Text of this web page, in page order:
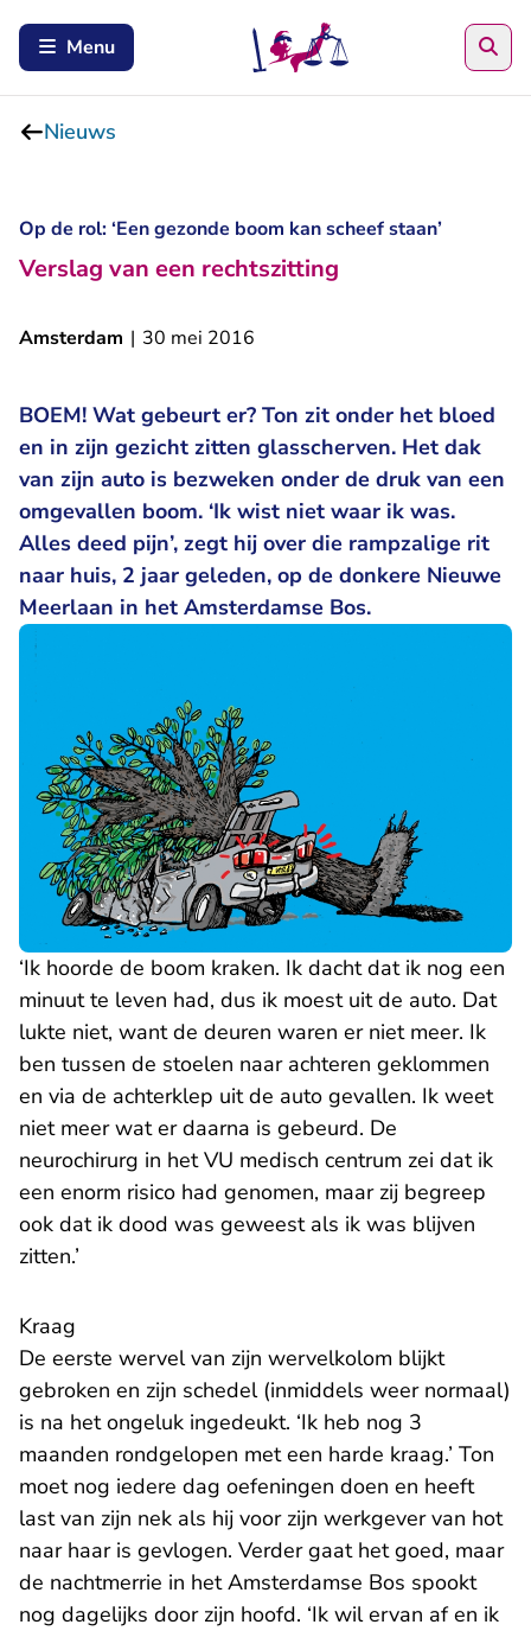
Menu
Nieuws
Op de rol: ‘Een gezonde boom kan scheef staan’
Verslag van een rechtszitting
Amsterdam | 30 mei 2016
BOEM! Wat gebeurt er? Ton zit onder het bloed
en in zijn gezicht zitten glasscherven. Het dak
van zijn auto is bezweken onder de druk van een
omgevallen boom. ‘Ik wist niet waar ik was.
Alles deed pijn’, zegt hij over die rampzalige rit
naar huis, 2 jaar geleden, op de donkere Nieuwe
Meerlaan in het Amsterdamse Bos.
‘Ik hoorde de boom kraken. Ik dacht dat ik nog een
minuut te leven had, dus ik moest uit de auto. Dat
lukte niet, want de deuren waren er niet meer. Ik
ben tussen de stoelen naar achteren geklommen
en via de achterklep uit de auto gevallen. Ik weet
niet meer wat er daarna is gebeurd. De
neurochirurg in het VU medisch centrum zei dat ik
een enorm risico had genomen, maar zij begreep
ook dat ik dood was geweest als ik was blijven
zitten.’
Kraag
De eerste wervel van zijn wervelkolom blijkt
gebroken en zijn schedel (inmiddels weer normaal)
is na het ongeluk ingedeukt. ‘Ik heb nog 3
maanden rondgelopen met een harde kraag.’ Ton
moet nog iedere dag oefeningen doen en heeft
last van zijn nek als hij voor zijn werkgever van hot
naar haar is gevlogen. Verder gaat het goed, maar
de nachtmerrie in het Amsterdamse Bos spookt
nog dagelijks door zijn hoofd. ‘Ik wil ervan af en ik